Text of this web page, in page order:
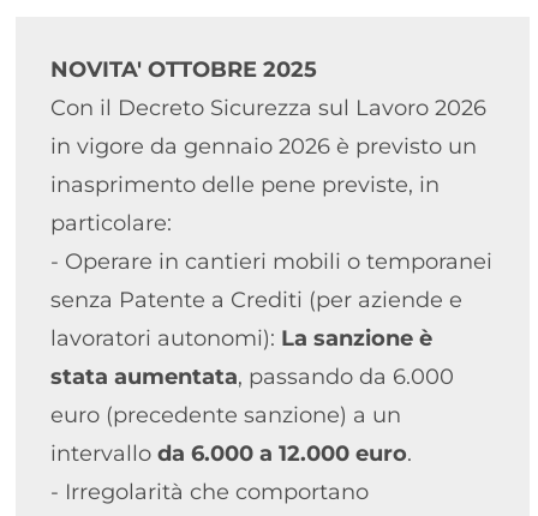
NOVITA' OTTOBRE 2025
Con il Decreto Sicurezza sul Lavoro 2026
in vigore da gennaio 2026 è previsto un
inasprimento delle pene previste, in
particolare:
- Operare in cantieri mobili o temporanei
senza Patente a Crediti (per aziende e
lavoratori autonomi): La sanzione è
stata aumentata, passando da 6.000
euro (precedente sanzione) a un
intervallo da 6.000 a 12.000 euro.
- Irregolarità che comportano